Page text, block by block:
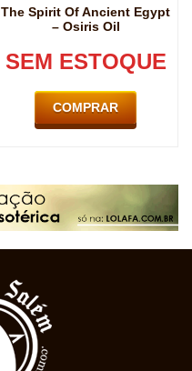
The Spirit Of Ancient Egypt
– Osiris Oil
SEM ESTOQUE
COMPRAR